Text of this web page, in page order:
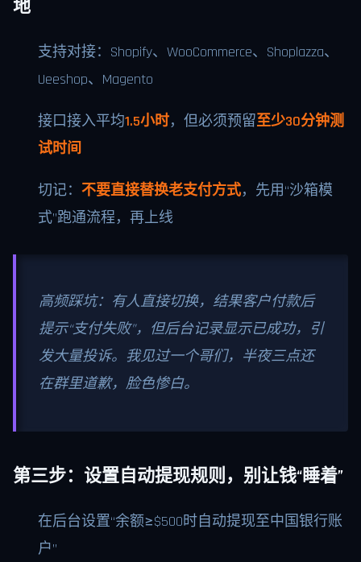
地
支持对接：Shopify、WooCommerce、Shoplazza、
Ueeshop、Magento
接口接入平均1.5小时，但必须预留至少30分钟测
试时间
切记： 不要直接替换老支付方式，先用“沙箱模
式”跑通流程，再上线
高频踩坑：有人直接切换，结果客户付款后
提示“支付失败”，但后台记录显示已成功，引
发大量投诉。我见过一个哥们，半夜三点还
在群里道歉，脸色惨白。
第三步：设置自动提现规则，别让钱“睡着”
在后台设置“余额≥$500时自动提现至中国银行账
户”